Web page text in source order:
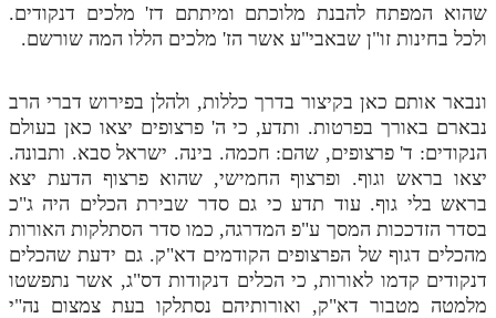
שהוא המפתח להבנת מלוכתם ומיתתם דז' מלכים דנקודים.
ולכל בחינות זו"ן שבאבי"ע אשר הז' מלכים הללו המה שורשם.
ונבאר אותם כאן בקיצור בדרך כללות, ולהלן בפירוש דברי הרב
נבארם באורך בפרטות. ותדע, כי ה' פרצופים יצאו כאן בעולם
הנקודים: ד' פרצופים, שהם: חכמה. בינה. ישראל סבא. ותבונה.
יצאו בראש וגוף. ופרצוף החמישי, שהוא פרצוף הדעת יצא
בראש בלי גוף. עוד תדע כי גם סדר שבירת הכלים היה ג"כ
בסדר הזדככות המסך ע"פ המדרגה, כמו סדר הסתלקות האורות
מהכלים דגוף של הפרצופים הקודמים דא"ק. גם ידעת שהכלים
דנקודים קדמו לאורות, כי הכלים דנקודות דס"ג, אשר נתפשטו
מלמטה מטבור דא"ק, ואורותיהם נסתלקו בעת צמצום נה"י